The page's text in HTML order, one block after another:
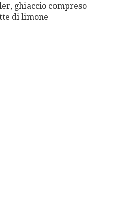
ghiaccio compreso
di limone